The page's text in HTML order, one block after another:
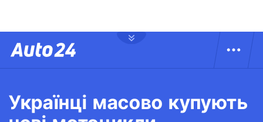
Українці масово купують